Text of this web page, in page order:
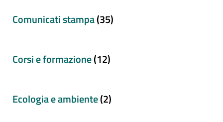
Comunicati stampa(35)
Corsi e formazione(12)
Ecologia e ambiente(2)